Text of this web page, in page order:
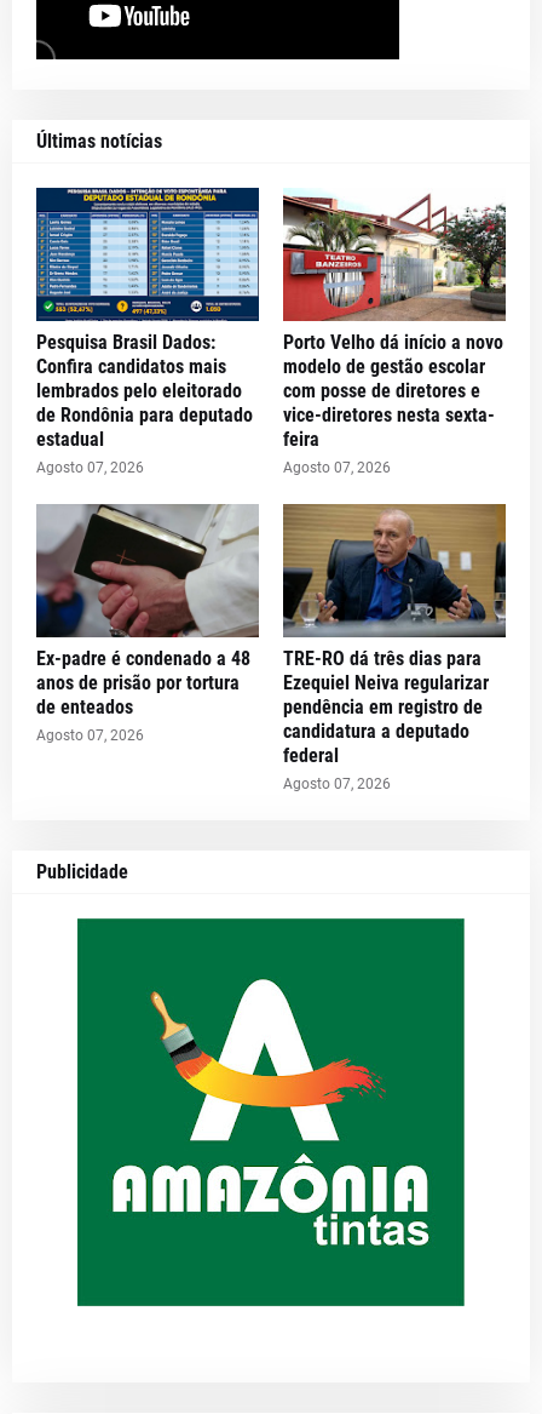
Últimas notícias
Pesquisa Brasil Dados:
Confira candidatos mais
lembrados pelo eleitorado
de Rondônia para deputado
estadual
Agosto 07, 2026
Porto Velho dá início a novo
modelo de gestão escolar
com posse de diretores e
vice-diretores nesta sexta-
feira
Agosto 07, 2026
Ex-padre é condenado a 48
anos de prisão por tortura
de enteados
Agosto 07, 2026
TRE-RO dá três dias para
Ezequiel Neiva regularizar
pendência em registro de
candidatura a deputado
federal
Agosto 07, 2026
Publicidade